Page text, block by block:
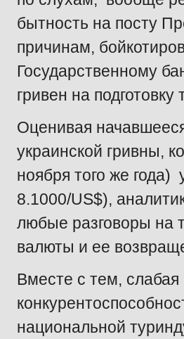
бытность на посту
причинам,
Государственному
гривен на
Оценивая
украинской гривны,
ноября того же года)
8.1000/US$),
любые разговоры на
валюты и ее
Вместе с тем,
национальной